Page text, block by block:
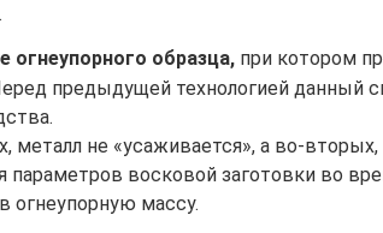
огнеупорного образца, при котором
предыдущей технологией данный
металл не «усаживается», а во-
параметров восковой заготовки во
огнеупорную массу.